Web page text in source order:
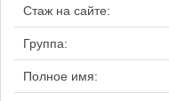
Стаж на сайте:
Группа:
Полное имя: